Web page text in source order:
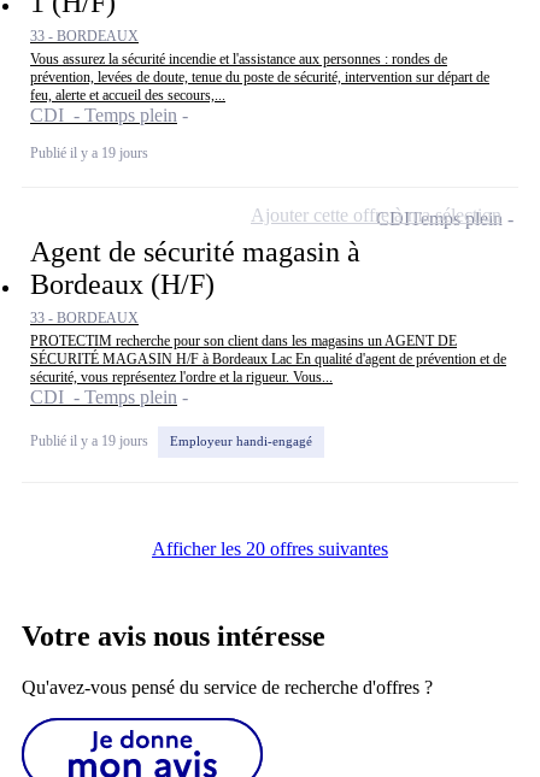
33 - BORDEAUX
Vous assurez la sécurité incendie et l'assistance aux personnes : rondes de
prévention, levées de doute, tenue du poste de sécurité, intervention sur départ de
feu, alerte et accueil des secours,...
CDI - Temps plein
Publié il y a 19 jours
Agent de sécurité magasin à
Bordeaux (H/F)
33 - BORDEAUX
PROTECTIM recherche pour son client dans les magasins un AGENT DE
SÉCURITÉ MAGASIN H/F à Bordeaux Lac En qualité d'agent de prévention et de
sécurité, vous représentez l'ordre et la rigueur. Vous...
CDI - Temps plein
Publié il y a 19 jours Employeur handi-engagé
CDITemps plein
Ajouter cette offre à ma sélection
Afficher les 20 offres suivantes
Votre avis nous intéresse
Qu'avez-vous pensé du service de recherche d'offres ?